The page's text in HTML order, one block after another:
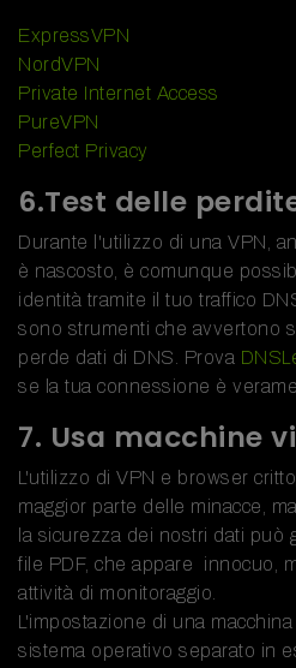
ExpressVPN
NordVPN
Private Internet Access
PureVPN
Perfect Privacy
6.Test delle
Durante l'utilizzo di una VPN,
è nascosto, è comunque
identità tramite il tuo traffico
sono strumenti che avvertono
perde dati di DNS. Prova
se la tua connessione è
7. Usa macchine
L'utilizzo di VPN e browser
maggior parte delle minacce,
la sicurezza dei nostri dati può
file PDF, che appare innocuo,
attività di monitoraggio.
L'impostazione di una
sistema operativo separato in